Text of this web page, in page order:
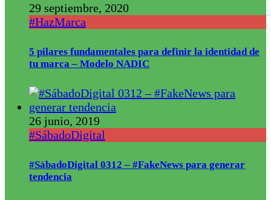
29 septiembre, 2020
#HazMarca
5 pilares fundamentales para definir la identidad de
tu marca – Modelo NADIC
26 junio, 2019
#SábadoDigital
#SábadoDigital 0312 – #FakeNews para generar
tendencia